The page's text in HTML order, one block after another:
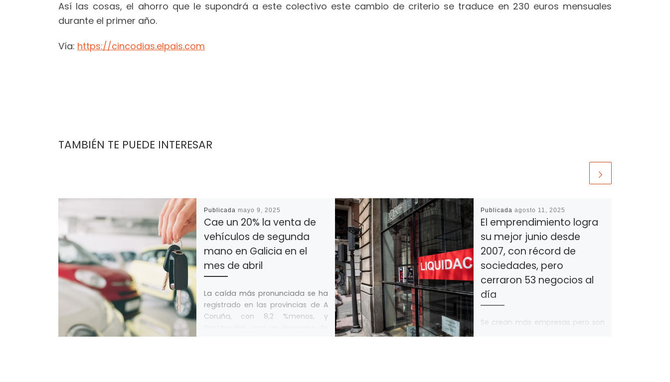
Así las cosas, el ahorro que le supondrá a este colectivo este cambio de criterio se traduce en 230 euros mensuales
durante el primer año.
Vía: https://cincodias.elpais.com
TAMBIÉN TE PUEDE INTERESAR
Publicada mayo 9, 2025
Cae un 20% la venta de
vehículos de segunda
mano en Galicia en el
mes de abril
La caída más pronunciada se ha
registrado en las provincias de A
Coruña, con 8,2 %menos, y
Publicada agosto 11, 2025
El emprendimiento logra
su mejor junio desde
2007, con récord de
sociedades, pero
cerraron 53 negocios al
día
Se crean más empresas pero son